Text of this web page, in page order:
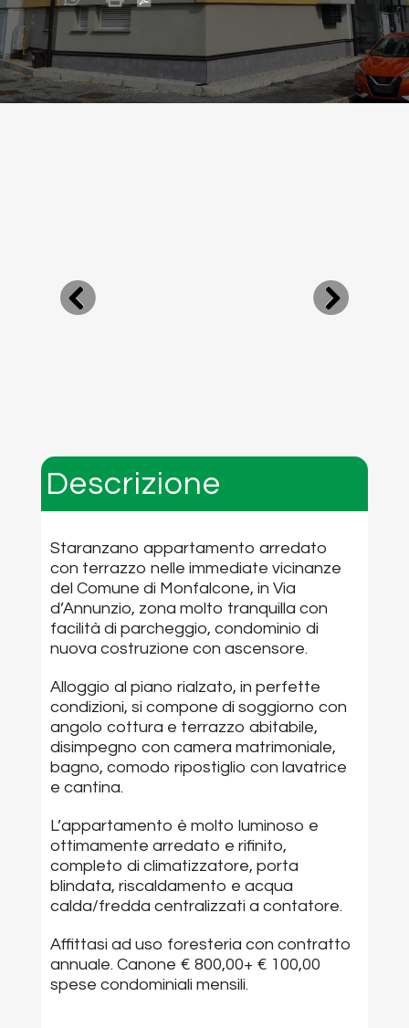
Descrizione
Staranzano appartamento arredato
con terrazzo nelle immediate vicinanze
del Comune di Monfalcone, in Via
d’Annunzio, zona molto tranquilla con
facilità di parcheggio, condominio di
nuova costruzione con ascensore.
Alloggio al piano rialzato, in perfette
condizioni, si compone di soggiorno con
angolo cottura e terrazzo abitabile,
disimpegno con camera matrimoniale,
bagno, comodo ripostiglio con lavatrice
e cantina.
L’appartamento è molto luminoso e
ottimamente arredato e rifinito,
completo di climatizzatore, porta
blindata, riscaldamento e acqua
calda/fredda centralizzati a contatore.
Affittasi ad uso foresteria con contratto
annuale. Canone € 800,00+ € 100,00
spese condominiali mensili.